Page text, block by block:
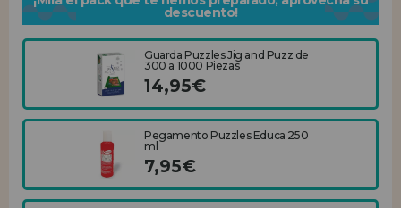
descuento!
Guarda Puzzles Jig and Puzz de
300 a 1000 Piezas
14,95€
Pegamento Puzzles Educa 250
ml
7,95€